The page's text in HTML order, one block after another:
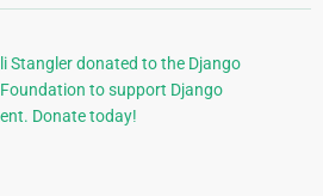
Stangler donated to the Django
to support Django
Donate today!